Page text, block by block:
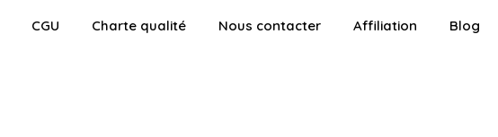
CGU Charte qualité Nous contacter Affiliation Blog